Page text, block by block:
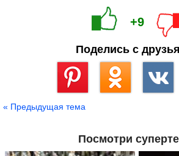
+9
Поделись с
« Предыдущая тема
Посмотри